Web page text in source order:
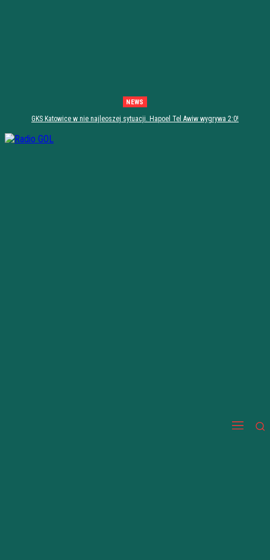
NEWS
GKS Katowice w nie najleoszej sytuacji. Hapoel Tel Awiw wygrywa 2:0!